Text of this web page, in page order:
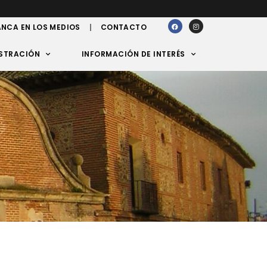
EN LOS MEDIOS CONTACTO
INFORMACIÓN DE INTERÉS